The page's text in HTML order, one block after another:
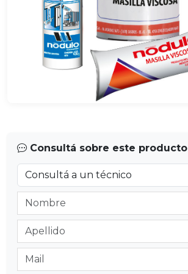
Consultá sobre este producto